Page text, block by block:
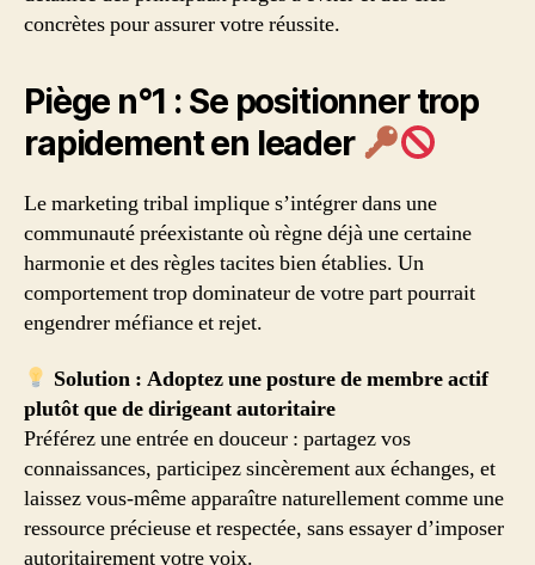
concrètes pour assurer votre réussite.
Piège n°1 : Se positionner trop
rapidement en leader
Le marketing tribal implique s’intégrer dans une
communauté préexistante où règne déjà une certaine
harmonie et des règles tacites bien établies. Un
comportement trop dominateur de votre part pourrait
engendrer méfiance et rejet.
Solution : Adoptez une posture de membre actif
plutôt que de dirigeant autoritaire
Préférez une entrée en douceur : partagez vos
connaissances, participez sincèrement aux échanges, et
laissez vous-même apparaître naturellement comme une
ressource précieuse et respectée, sans essayer d’imposer
autoritairement votre voix.